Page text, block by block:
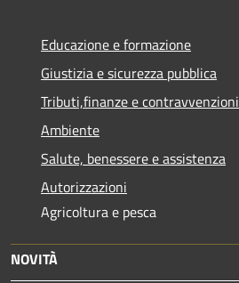
Educazione e formazione
Giustizia e sicurezza pubblica
Tributi,finanze e contravvenzioni
Ambiente
Salute, benessere e assistenza
Autorizzazioni
Agricoltura e pesca
NOVITÀ